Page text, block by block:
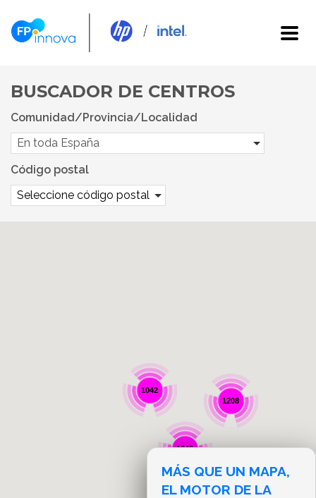
BUSCADOR DE CENTROS
Comunidad/Provincia/Localidad
En toda España
Código postal
Seleccione código postal
1640
1042
1208
MÁS QUE UN MAPA,
EL MOTOR DE LA